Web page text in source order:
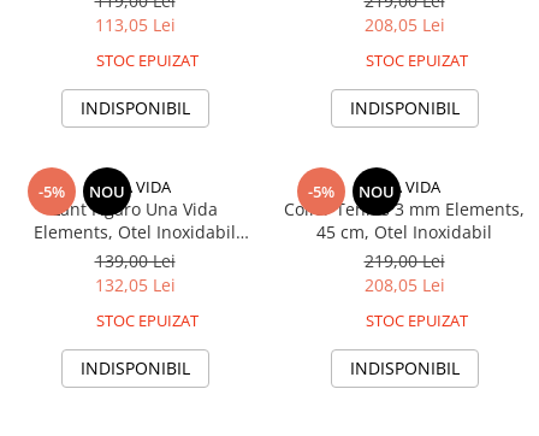
113,05 Lei
STOC EPUIZAT
INDISPONIBIL
208,05 Lei
STOC EPUIZAT
INDISPONIBIL
-5% NOU
UNA VIDA
Lant Figaro Una Vida
Elements, Otel Inoxidabil
GOLD
139,00 Lei
132,05 Lei
STOC EPUIZAT
INDISPONIBIL
-5% NOU
UNA VIDA
Colier Tennis 3 mm Elements,
45 cm, Otel Inoxidabil
219,00 Lei
208,05 Lei
STOC EPUIZAT
INDISPONIBIL